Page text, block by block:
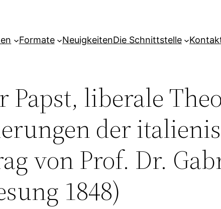
Formate NeuigkeitenDie Schnittstelle
Papst, liberale
der
von Prof. Dr.
1848)